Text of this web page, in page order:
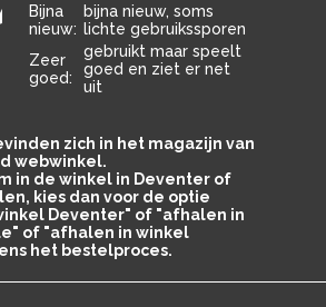
Bijna
nieuw:
bijna nieuw, soms
lichte gebruikssporen
Zeer
goed:
gebruikt maar speelt
goed en ziet er net
uit
zich in het magazijn van
webwinkel.
in de winkel in Deventer of
kies dan voor de optie
Deventer" of "afhalen in
of "afhalen in winkel
het bestelproces.